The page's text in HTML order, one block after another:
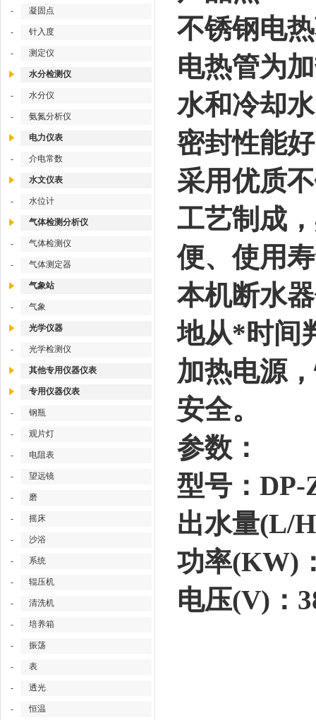
- 凝固点
- 针入度
- 测定仪
水分检测仪
- 水分仪
- 氨氮分析仪
电力仪表
- 介电常数
水文仪表
- 水位计
气体检测分析仪
- 气体检测仪
- 气体测定器
气象站
- 气象
光学仪器
- 光学检测仪
其他专用仪器仪表
专用仪器仪表
- 钢瓶
- 观片灯
- 电阻表
- 望远镜
- 磨
- 摇床
- 沙浴
- 系统
- 辊压机
- 清洗机
- 培养箱
- 振荡
- 表
- 透光
- 恒温
不锈钢电
电热管为
水和冷却
密封性能
采用优质
工艺制成
便、使用
本机断水
地从*时间
加热电源
安全。
参数：
型号：DP-
出水量(L/
功率(KW)
电压(V)：